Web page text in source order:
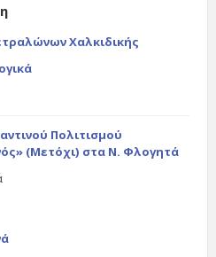
Χαλκιδικής
Πολιτισμού
(Μετόχι) στα Ν. Φλογητά